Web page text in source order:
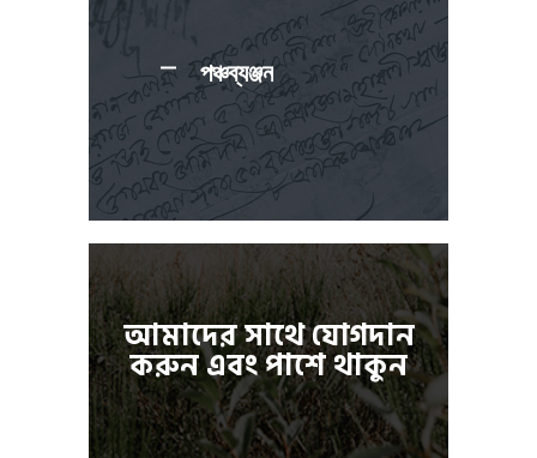
পঞ্চব্যঞ্জন
আমাদের সাথে যোগদান
করুন এবং পাশে থাকুন